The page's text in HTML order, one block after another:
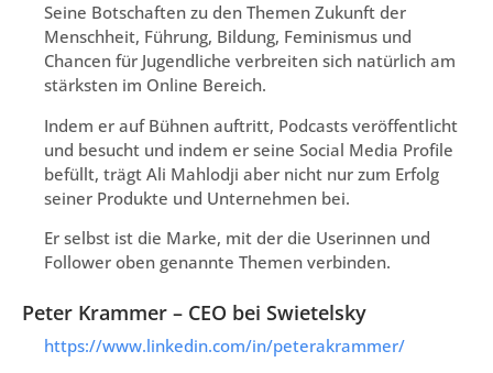
Seine Botschaften zu den Themen Zukunft der
Menschheit, Führung, Bildung, Feminismus und
Chancen für Jugendliche verbreiten sich natürlich am
stärksten im Online Bereich.
Indem er auf Bühnen auftritt, Podcasts veröffentlicht
und besucht und indem er seine Social Media Profile
befüllt, trägt Ali Mahlodji aber nicht nur zum Erfolg
seiner Produkte und Unternehmen bei.
Er selbst ist die Marke, mit der die Userinnen und
Follower oben genannte Themen verbinden.
Peter Krammer – CEO bei Swietelsky
https://www.linkedin.com/in/peterakrammer/